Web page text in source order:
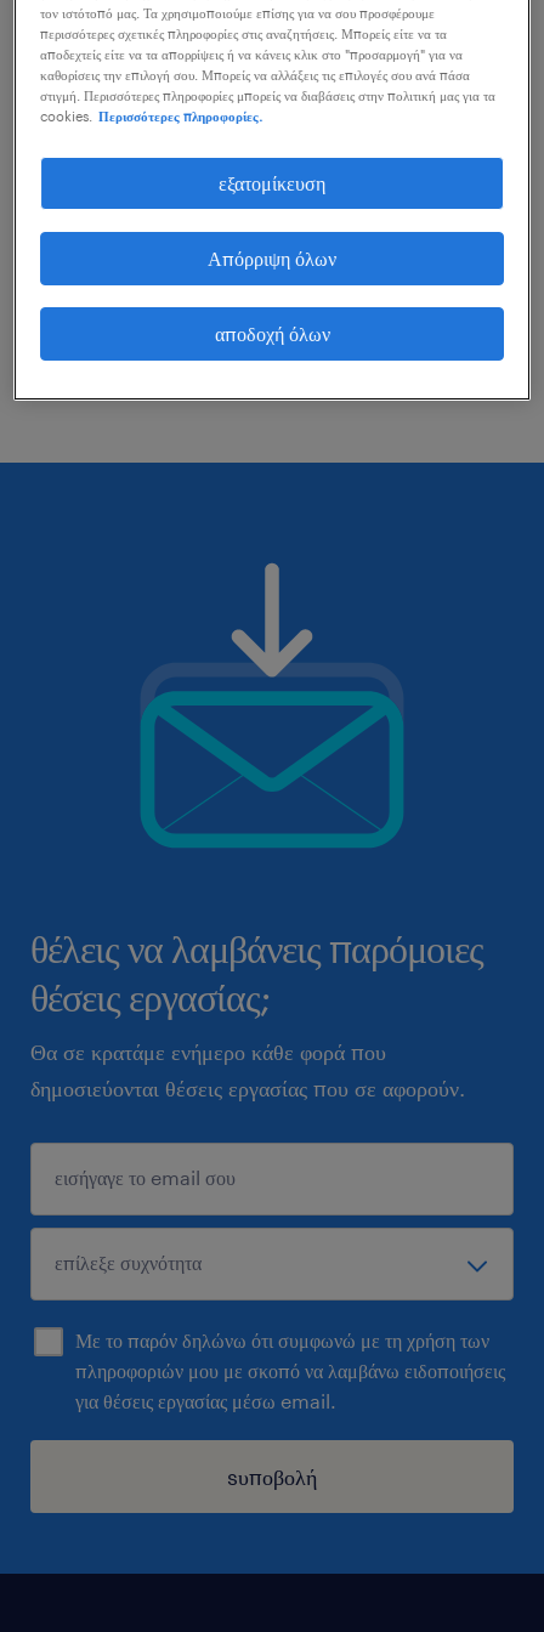
μπορείς να κάνεις για να σε βοηθήσουν.
εξέτασε το ενδεχόμενο να αφαιρέσεις ορισμένα
Αναζήτησες θέσεις εργασίας για μια
συγκεκριμένη περιοχή; Προσπάθησε να
διευρύνεις τη χιλιομετρική εμβέλεια γύρω από
Άλλαξε τον τίτλο θέσης ή τις λέξεις κλειδιά και
θέλεις να λαμβάνεις παρόμοιες
θέσεις εργασίας;
Θα σε κρατάμε ενήμερο κάθε φορά που
δημοσιεύονται θέσεις εργασίας που σε αφορούν.
Με το παρόν δηλώνω ότι συμφωνώ με τη χρήση των
πληροφοριών μου με σκοπό να λαμβάνω ειδοποιήσεις
για θέσεις εργασίας μέσω email.
sυποβολή
τον ιστότοπό μας. Τα χρησιμοποιούμε επίσης για να σου προσφέρουμε
περισσότερες σχετικές πληροφορίες στις αναζητήσεις. Μπορείς είτε να τα
αποδεχτείς είτε να τα απορρίψεις ή να κάνεις κλικ στο "προσαρμογή" για να
καθορίσεις την επιλογή σου. Μπορείς να αλλάξεις τις επιλογές σου ανά πάσα
στιγμή. Περισσότερες πληροφορίες μπορείς να διαβάσεις στην πολιτική μας για τα
cookies.
Περισσότερες πληροφορίες.
εξατομίκευση
Απόρριψη όλων
αποδοχή όλων